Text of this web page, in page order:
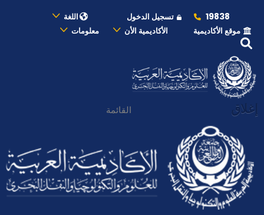
19838 تسجيل الدخول
اللغة
موقع الأكاديمية
الأكاديمية الأن معلومات
إغلاق القائمة